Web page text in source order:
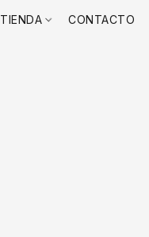
TIENDA CONTACTO